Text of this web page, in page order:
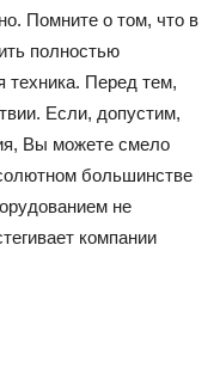
Помните о том, что в
полностью
техника. Перед тем,
Если, допустим,
Вы можете смело
большинстве
не
компании